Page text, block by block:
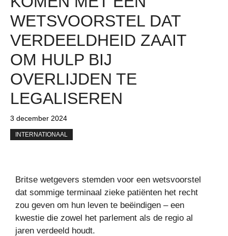
WETSVOORSTEL DAT
VERDEELDHEID ZAAIT
OM HULP BIJ
OVERLIJDEN TE
LEGALISEREN
3 december 2024
INTERNATIONAAL
Britse wetgevers stemden voor een wetsvoorstel
dat sommige terminaal zieke patiënten het recht
zou geven om hun leven te beëindigen – een
kwestie die zowel het parlement als de regio al
jaren verdeeld houdt.